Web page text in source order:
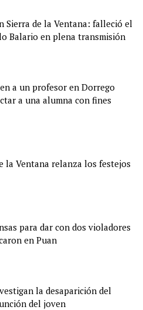
Sierra de la Ventana: falleció el
Balario en plena transmisión
a un profesor en Dorrego
a una alumna con fines
la Ventana relanza los festejos
para dar con dos violadores
en Puan
la desaparición del
del joven